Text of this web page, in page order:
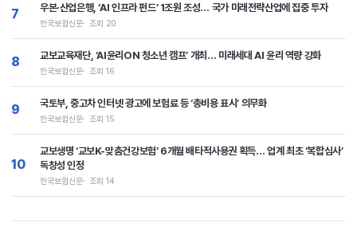
7 우본·산업은행, ‘AI 인프라 펀드’ 1조원 조성… 국가 미래전략산업에 집중 투자
한국보험신문 조회 20
8 교보교육재단, ‘AI윤리ON 청소년 캠프’ 개최… 미래세대 AI 윤리 역량 강화
한국보험신문 조회 16
9 국토부, 중고차 인터넷 광고에 보험료 등 ‘총비용 표시’ 의무화
한국보험신문 조회 15
10
교보생명 ‘교보K-맞춤건강보험’ 6개월 배타적사용권 획득… 업계 최초 ‘복합심사’
독창성 인정
한국보험신문 조회 14